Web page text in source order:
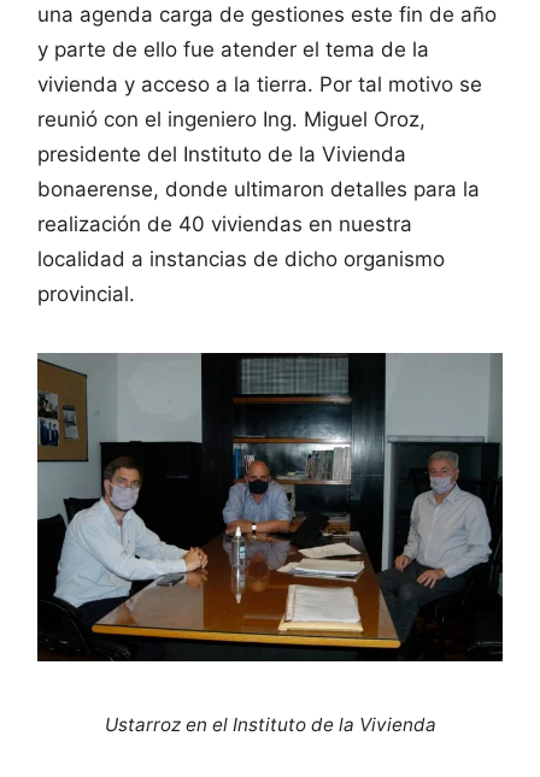
una agenda carga de gestiones este fin de año
y parte de ello fue atender el tema de la
vivienda y acceso a la tierra. Por tal motivo se
reunió con el ingeniero Ing. Miguel Oroz,
presidente del Instituto de la Vivienda
bonaerense, donde ultimaron detalles para la
realización de 40 viviendas en nuestra
localidad a instancias de dicho organismo
provincial.
Ustarroz en el Instituto de la Vivienda